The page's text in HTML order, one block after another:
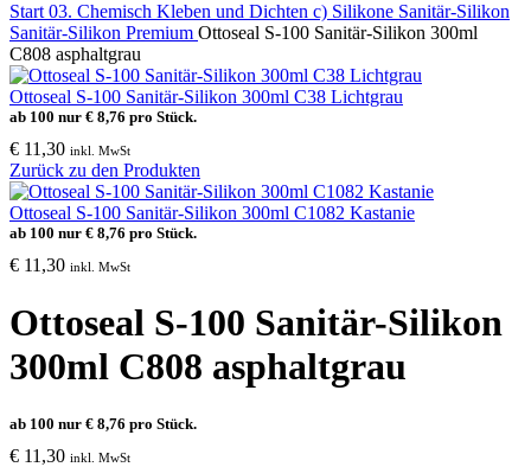
Start 03. Chemisch Kleben und Dichten c) Silikone Sanitär-Silikon
Sanitär-Silikon Premium Ottoseal S-100 Sanitär-Silikon 300ml
C808 asphaltgrau
Ottoseal S-100 Sanitär-Silikon 300ml C38 Lichtgrau
ab 100 nur € 8,76 pro Stück.
€ 11,30 inkl. MwSt
Zurück zu den Produkten
Ottoseal S-100 Sanitär-Silikon 300ml C1082 Kastanie
ab 100 nur € 8,76 pro Stück.
€ 11,30 inkl. MwSt
Ottoseal S-100 Sanitär-Silikon
300ml C808 asphaltgrau
ab 100 nur € 8,76 pro Stück.
€ 11,30 inkl. MwSt